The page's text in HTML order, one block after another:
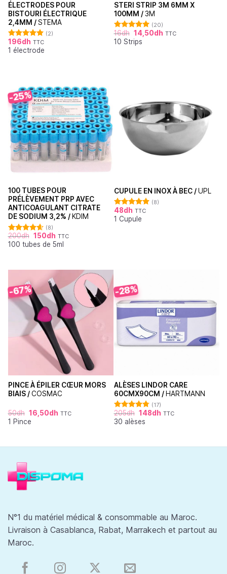
ÉLECTRODES POUR
BISTOURI ÉLECTRIQUE
2,4MM /STEMA
Note5.00
sur 5
(2)
196dh TTC
1 électrode
STERI STRIP 3M 6MM X
100MM /3M
Note
4.95
sur 5
(20)
16dh 14,50dh TTC
10 Strips
-25%
100 TUBES POUR
PRÉLÈVEMENT PRP AVEC
ANTICOAGULANT CITRATE
DE SODIUM 3,2% / KDIM
Note4.63
sur 5
(8)
200dh 150dh TTC
100 tubes de 5ml
CUPULE EN INOX À BEC /UPL
Note4.88
sur 5
(8)
48dh TTC
1 Cupule
-67%
PINCE À ÉPILER CŒUR MORS
BIAIS /COSMAC
50dh 16,50dh TTC
1 Pince
-28%
ALÈSES LINDOR CARE
60CMX90CM / HARTMANN
Note4.76
sur 5
(17)
205dh 148dh TTC
30 alèses
N°1 du matériel médical & consommable au Maroc.
Livraison à Casablanca, Rabat, Marrakech et partout au
Maroc.